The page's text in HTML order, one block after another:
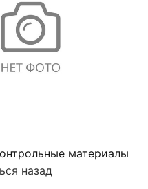
материалы
назад